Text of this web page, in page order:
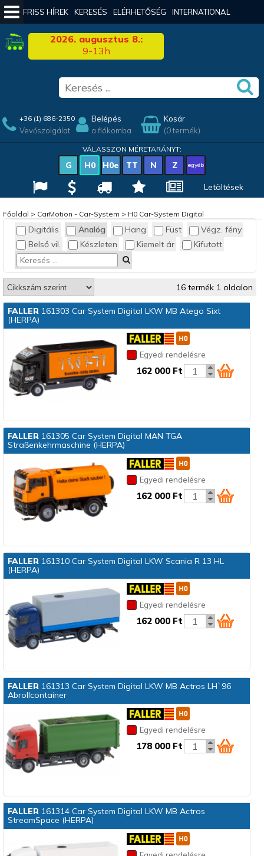
FRISS HÍREK KERESÉS ELÉRHETŐSÉG INTERNATIONAL
2026. augusztus 8.:
9-13h
+36 (1) 686-2350
Vevőszolgálat
Belépés
a fiókomba
Kosár
(0 termék)
VÁLASSZON MÉRETARÁNYT:
G H0 H0e TT N Z egyéb
Letöltések
Főoldal > CarMotion - Car-System > H0 Car-System Digital
Digitális Analóg Hang Füst
Végz. fény
Belső vil.
Készleten Kiemelt ár Kifutott
16 termék 1 oldalon
FALLER161303 Car System Digital LKW MB Atego Sixt
(HERPA)
Egyedi rendelésre
162 000 Ft
FALLER161305 Car System Digital MAN TGA
Straßenkehrmaschine (HERPA)
Egyedi rendelésre
162 000 Ft
FALLER161310 Car System Digital LKW Scania R 13 HL
(HERPA)
Egyedi rendelésre
162 000 Ft
FALLER161313 Car System Digital LKW MB Actros LH`96
Abrollcontainer
Egyedi rendelésre
178 000 Ft
FALLER161314 Car System Digital LKW MB Actros
StreamSpace (HERPA)